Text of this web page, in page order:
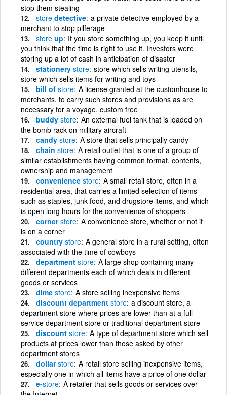
stop them stealing
store detective a private detective employed by a
merchant to stop pilferage
store up If you store something up, you keep it until
you think that the time is right to use it. Investors were
storing up a lot of cash in anticipation of disaster
stationery store store which sells writing utensils,
store which sells items for writing and toys
bill of store A license granted at the customhouse to
merchants, to carry such stores and provisions as are
necessary for a voyage, custom free
buddy store An external fuel tank that is loaded on
the bomb rack on military aircraft
candy store A store that sells principally candy
chain store A retail outlet that is one of a group of
similar establishments having common format, contents,
ownership and management
convenience store A small retail store, often in a
residential area, that carries a limited selection of items
such as staples, junk food, and drugstore items, and which
is open long hours for the convenience of shoppers
cornerstore A convenience store, whether or not it
is on a corner
country store A general store in a rural setting, often
associated with the time of cowboys
department store A large shop containing many
different departments each of which deals in different
goods or services
dime store A store selling inexpensive items
discount department store a discount store, a
department store where prices are lower than at a full-
service department store or traditional department store
discount store A type of department store which sell
products at prices lower than those asked by other
department stores
dollarstore A retail store selling inexpensive items,
especially one in which all items have a price of one dollar
e-store A retailer that sells goods or services over